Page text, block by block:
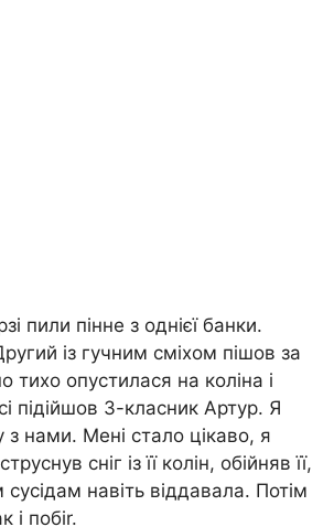
пили пінне з однієї банки.
із гучним сміхом пішов за
тихо опустилася на коліна і
підійшов 3-класник Артур. Я
з нами. Мені стало цікаво, я
сніг із її колін, обійняв її,
сусідам навіть віддавала. Потім
і побіr.